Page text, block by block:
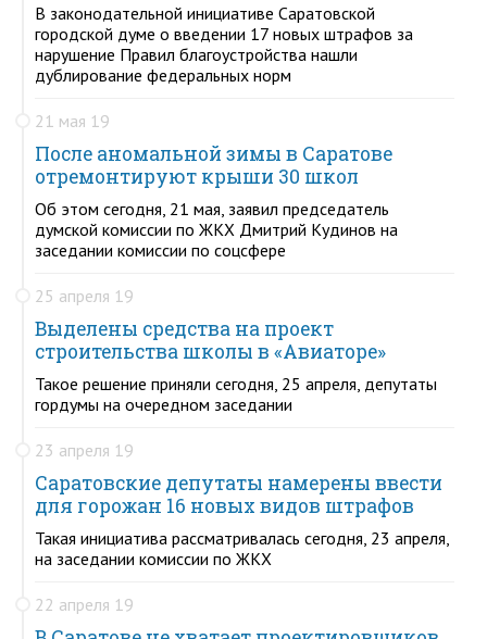
В законодательной инициативе Саратовской
городской думе о введении 17 новых штрафов за
нарушение Правил благоустройства нашли
дублирование федеральных норм
21 мая 19
После аномальной зимы в Саратове
отремонтируют крыши 30 школ
Об этом сегодня, 21 мая, заявил председатель
думской комиссии по ЖКХ Дмитрий Кудинов на
заседании комиссии по соцсфере
25 апреля 19
Выделены средства на проект
строительства школы в «Авиаторе»
Такое решение приняли сегодня, 25 апреля, депутаты
гордумы на очередном заседании
23 апреля 19
Саратовские депутаты намерены ввести
для горожан 16 новых видов штрафов
Такая инициатива рассматривалась сегодня, 23 апреля,
на заседании комиссии по ЖКХ
22 апреля 19